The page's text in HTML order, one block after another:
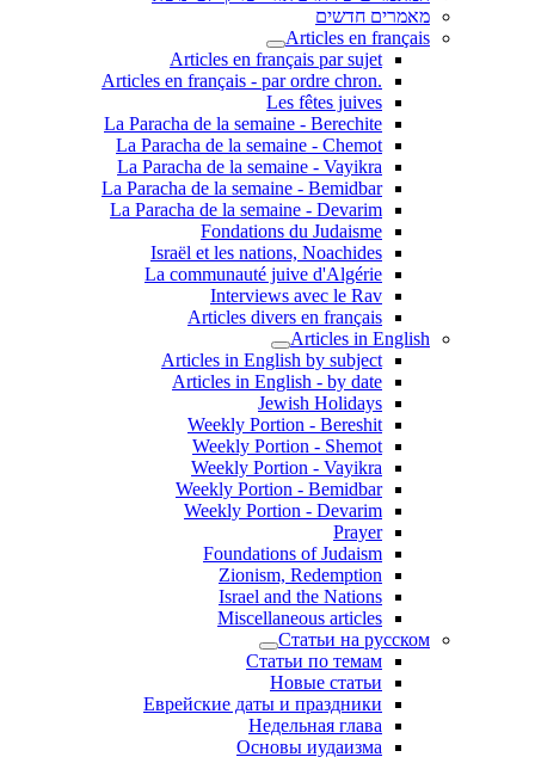
מאמרים חדשים
Articles en français
Articles en français par sujet
.Articles en français - par ordre chron
Les fêtes juives
La Paracha de la semaine - Berechite
La Paracha de la semaine - Chemot
La Paracha de la semaine - Vayikra
La Paracha de la semaine - Bemidbar
La Paracha de la semaine - Devarim
Fondations du Judaisme
Israël et les nations, Noachides
La communauté juive d'Algérie
Interviews avec le Rav
Articles divers en français
Articles in English
Articles in English by subject
Articles in English - by date
Jewish Holidays
Weekly Portion - Bereshit
Weekly Portion - Shemot
Weekly Portion - Vayikra
Weekly Portion - Bemidbar
Weekly Portion - Devarim
Prayer
Foundations of Judaism
Zionism, Redemption
Israel and the Nations
Miscellaneous articles
Статьи на русском
Статьи по темам
Новые статьи
Еврейские даты и праздники
Недельная глава
Основы иудаизма